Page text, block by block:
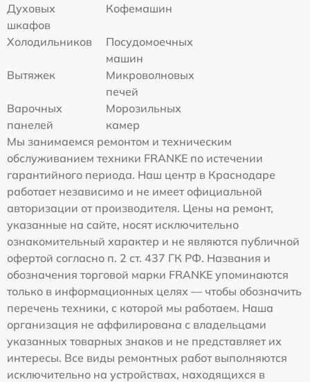
Духовых
шкафов
Кофемашин
Холодильников
Посудомоечных
машин
Вытяжек
Микроволновых
печей
Варочных
панелей
Морозильных
камер
Мы занимаемся ремонтом и техническим
обслуживанием техники FRANKE по истечении
гарантийного периода. Наш центр в Краснодаре
работает независимо и не имеет официальной
авторизации от производителя. Цены на ремонт,
указанные на сайте, носят исключительно
ознакомительный характер и не являются публичной
офертой согласно п. 2 ст. 437 ГК РФ. Названия и
обозначения торговой марки FRANKE упоминаются
только в информационных целях — чтобы обозначить
перечень техники, с которой мы работаем. Наша
организация не аффилирована с владельцами
указанных товарных знаков и не представляет их
интересы. Все виды ремонтных работ выполняются
исключительно на устройствах, находящихся в